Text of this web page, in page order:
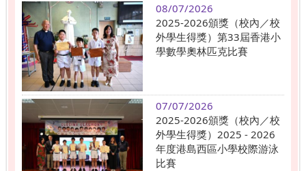
08/07/2026
2025-2026頒獎（校內／校
外學生得獎）第33屆香港小
學數學奧林匹克比賽
07/07/2026
2025-2026頒獎（校內／校
外學生得獎）2025 - 2026
年度港島西區小學校際游泳
比賽